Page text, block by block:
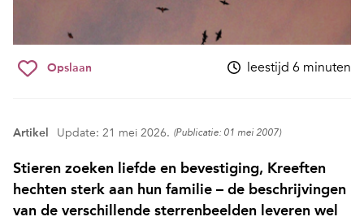
Opslaan leestijd 6 minuten
Artikel Update: 21 mei 2026. (Publicatie: 01 mei 2007)
Stieren zoeken liefde en bevestiging, Kreeften
hechten sterk aan hun familie – de beschrijvingen
van de verschillende sterrenbeelden leveren wel